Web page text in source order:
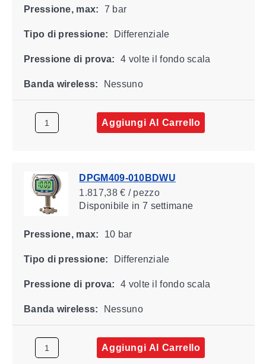
Pressione, max: 7 bar
Tipo di pressione: Differenziale
Pressione di prova: 4 volte il fondo scala
Banda wireless: Nessuno
Aggiungi Al Carrello
DPGM409-010BDWU
1.817,38 € / pezzo
Disponibile in 7 settimane
Pressione, max: 10 bar
Tipo di pressione: Differenziale
Pressione di prova: 4 volte il fondo scala
Banda wireless: Nessuno
Aggiungi Al Carrello